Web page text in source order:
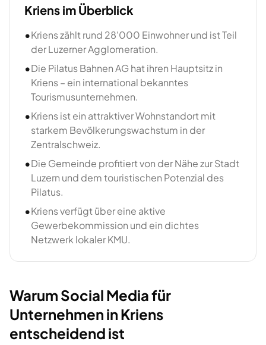
Kriens im Überblick
•Kriens zählt rund 28'000 Einwohner und ist Teil
der Luzerner Agglomeration.
•Die Pilatus Bahnen AG hat ihren Hauptsitz in
Kriens – ein international bekanntes
Tourismusunternehmen.
•Kriens ist ein attraktiver Wohnstandort mit
starkem Bevölkerungswachstum in der
Zentralschweiz.
•Die Gemeinde profitiert von der Nähe zur Stadt
Luzern und dem touristischen Potenzial des
Pilatus.
•Kriens verfügt über eine aktive
Gewerbekommission und ein dichtes
Netzwerk lokaler KMU.
Warum Social Media für
Unternehmen in Kriens
entscheidend ist